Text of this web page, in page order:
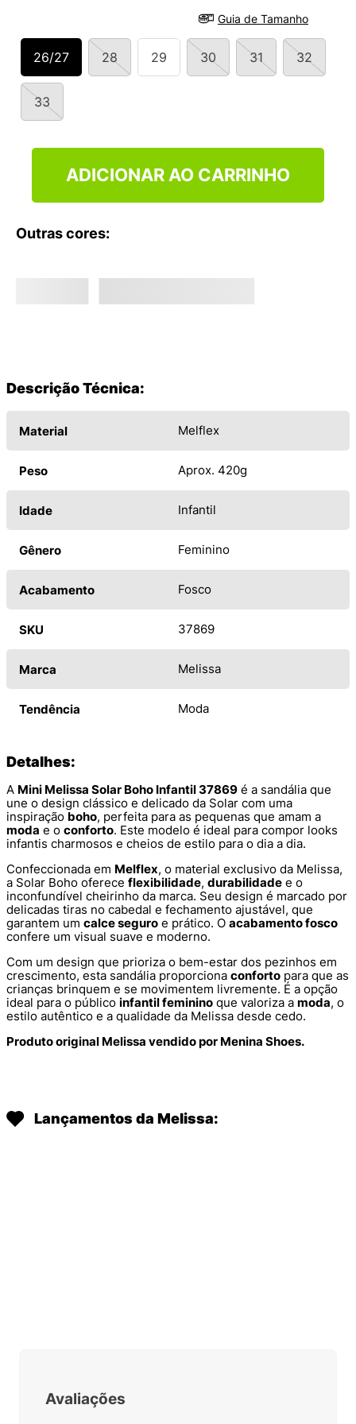
Guia de Tamanho
26/27 28 29 30 31 32
33
ADICIONAR AO CARRINHO
Outras cores:
Descrição Técnica:
Material Melflex
Peso Aprox. 420g
Idade Infantil
Gênero Feminino
Acabamento Fosco
SKU 37869
Marca Melissa
Tendência Moda
Detalhes:
A Mini Melissa Solar Boho Infantil 37869 é a sandália que
une o design clássico e delicado da Solar com uma
inspiração boho, perfeita para as pequenas que amam a
moda e o conforto. Este modelo é ideal para compor looks
infantis charmosos e cheios de estilo para o dia a dia.
Confeccionada em Melflex, o material exclusivo da Melissa,
a Solar Boho oferece flexibilidade, durabilidade e o
inconfundível cheirinho da marca. Seu design é marcado por
delicadas tiras no cabedal e fechamento ajustável, que
garantem um calce seguro e prático. O acabamento fosco
confere um visual suave e moderno.
Com um design que prioriza o bem-estar dos pezinhos em
crescimento, esta sandália proporciona conforto para que as
crianças brinquem e se movimentem livremente. É a opção
ideal para o público infantil feminino que valoriza a moda, o
estilo autêntico e a qualidade da Melissa desde cedo.
Produto original Melissa vendido por Menina Shoes.
Lançamentos da Melissa:
10º NEW 530